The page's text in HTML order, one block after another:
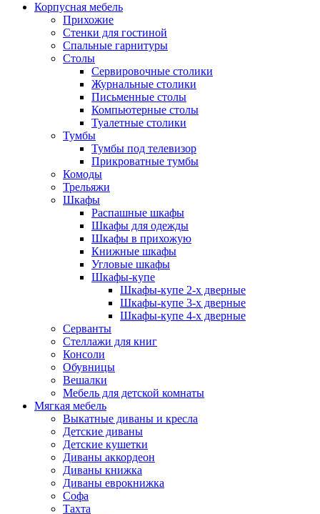
Корпусная мебель
Прихожие
Стенки для гостиной
Спальные гарнитуры
Столы
Сервировочные столики
Журнальные столики
Письменные столы
Компьютерные столы
Туалетные столики
Тумбы
Тумбы под телевизор
Прикроватные тумбы
Комоды
Трельяжи
Шкафы
Распашные шкафы
Шкафы для одежды
Шкафы в прихожую
Книжные шкафы
Угловые шкафы
Шкафы-купе
Шкафы-купе 2-x дверные
Шкафы-купе 3-х дверные
Шкафы-купе 4-х дверные
Серванты
Стеллажи для книг
Консоли
Обувницы
Вешалки
Мебель для детской комнаты
Мягкая мебель
Выкатные диваны и кресла
Детские диваны
Детские кушетки
Диваны аккордеон
Диваны книжка
Диваны еврокнижка
Софа
Тахта